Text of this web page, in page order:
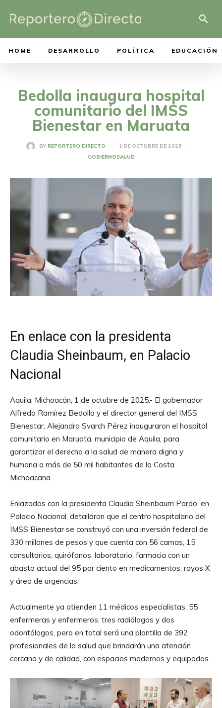
HOME DESARROLLO POLÍTICA EDUCACIÓN
Bedolla inaugura hospital
comunitario del IMSS
Bienestar en Maruata
BY REPORTERO DIRECTO
1 DE OCTUBRE DE 2025
GOBIERNOSALUD
En enlace con la presidenta
Claudia Sheinbaum, en Palacio
Nacional
Aquila, Michoacán, 1 de octubre de 2025.- El gobernador
Alfredo Ramírez Bedolla y el director general del IMSS
Bienestar, Alejandro Svarch Pérez inauguraron el hospital
comunitario en Maruata, municipio de Aquila, para
garantizar el derecho a la salud de manera digna y
humana a más de 50 mil habitantes de la Costa
Michoacana.
Enlazados con la presidenta Claudia Sheinbaum Pardo, en
Palacio Nacional, detallaron que el centro hospitalario del
IMSS Bienestar se construyó con una inversión federal de
330 millones de pesos y que cuenta con 56 camas, 15
consultorios, quirófanos, laboratorio, farmacia con un
abasto actual del 95 por ciento en medicamentos, rayos X
y área de urgencias.
Actualmente ya atienden 11 médicos especialistas, 55
enfermeras y enfermeros, tres radiólogos y dos
odontólogos, pero en total será una plantilla de 392
profesionales de la salud que brindarán una atención
cercana y de calidad, con espacios modernos y equipados.